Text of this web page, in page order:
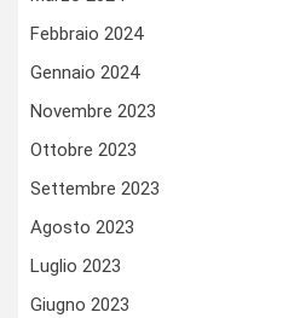
Febbraio 2024
Gennaio 2024
Novembre 2023
Ottobre 2023
Settembre 2023
Agosto 2023
Luglio 2023
Giugno 2023